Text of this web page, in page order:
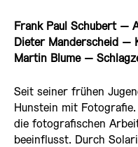
Frank Paul Schubert –
Dieter Manderscheid –
Martin Blume –
Seit seiner frühen
Hunstein mit
die fotografischen
beeinflusst. Durch